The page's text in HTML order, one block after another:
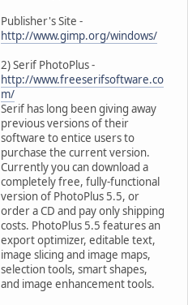
Publisher's Site -
http://www.gimp.org/windows/
2) Serif PhotoPlus -
http://www.freeserifsoftware.co
m/
Serif has long been giving away
previous versions of their
software to entice users to
purchase the current version.
Currently you can download a
completely free, fully-functional
version of PhotoPlus 5.5, or
order a CD and pay only shipping
costs. PhotoPlus 5.5 features an
export optimizer, editable text,
image slicing and image maps,
selection tools, smart shapes,
and image enhancement tools.